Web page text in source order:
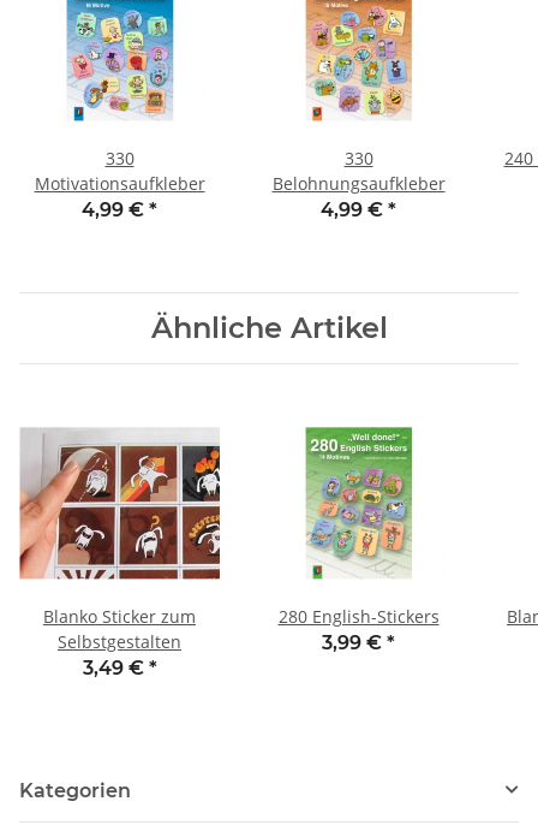
330
Motivationsaufkleber
4,99 € *
330
Belohnungsaufkleber
4,99 € *
Ähnliche Artikel
Blanko Sticker zum
Selbstgestalten
3,49 € *
280 English-Stickers
3,99 € *
Kategorien